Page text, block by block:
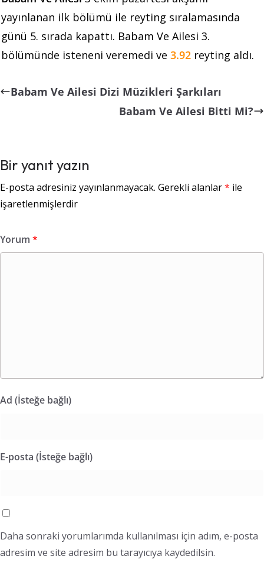
yayınlanan ilk bölümü ile reyting sıralamasında
günü 5. sırada kapattı. Babam Ve Ailesi 3.
bölümünde isteneni veremedi ve 3.92 reyting aldı.
Babam Ve Ailesi Dizi Müzikleri Şarkıları
Babam Ve Ailesi Bitti Mi?
Bir yanıt yazın
E-posta adresiniz yayınlanmayacak. Gerekli alanlar* ile
işaretlenmişlerdir
Yorum *
Ad (İsteğe bağlı)
E-posta (İsteğe bağlı)
Daha sonraki yorumlarımda kullanılması için adım, e-posta
adresim ve site adresim bu tarayıcıya kaydedilsin.